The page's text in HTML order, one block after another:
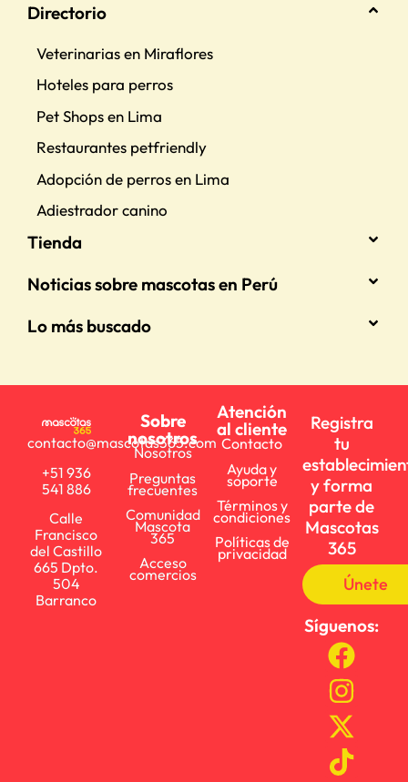
Directorio
Veterinarias en Miraflores
Hoteles para perros
Pet Shops en Lima
Restaurantes petfriendly
Adopción de perros en Lima
Adiestrador canino
Tienda
Noticias sobre mascotas en Perú
Lo más buscado
contacto@mascotas365.com
+51 936
541 886
Calle
Francisco
del Castillo
665 Dpto.
504
Barranco
Sobre
nosotros
Nosotros
Preguntas
frecuentes
Comunidad
Mascota
365
Acceso
comercios
Atención
al cliente
Contacto
Ayuda y
soporte
Términos y
condiciones
Políticas de
privacidad
Registra
tu
y forma
parte de
Mascotas
365
Únete
Síguenos: